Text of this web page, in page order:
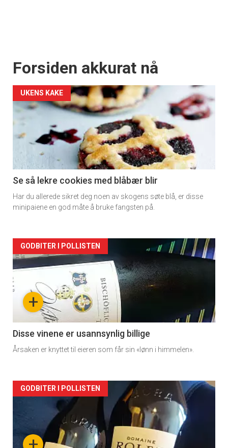
Forsiden akkurat nå
UKENS KAKE
Se så lekre cookies med blåbær blir
Har du allerede sikret deg noen av skogens søte blå, er disse
minipaiene en god måte å bruke fangsten på.
Forsiden
akkurat
nå
2
+
GODBITER I POLLISTEN
Disse vinene er usannsynlig billige
Årsaken er knyttet til eieren som får sin «lønn i himmelen».
Forsiden
akkurat
nå
GODBITER I POLLISTEN